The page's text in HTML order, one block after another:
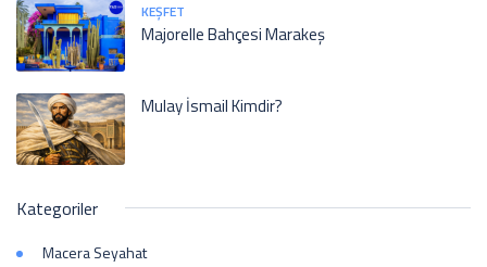
KEŞFET
Majorelle Bahçesi Marakeş
Mulay İsmail Kimdir?
Kategoriler
Macera Seyahat